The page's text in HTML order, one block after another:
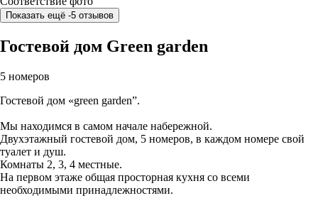
Показать ещё -5 отзывов
Гостевой дом Green garden
5 номеров
Гостевой дом «green garden”.
Мы находимся в самом начале набережной.
Двухэтажный гостевой дом, 5 номеров, в каждом номере свой
туалет и душ.
Комнаты 2, 3, 4 местные.
На первом этаже общая просторная кухня со всеми
необходимыми принадлежностями.